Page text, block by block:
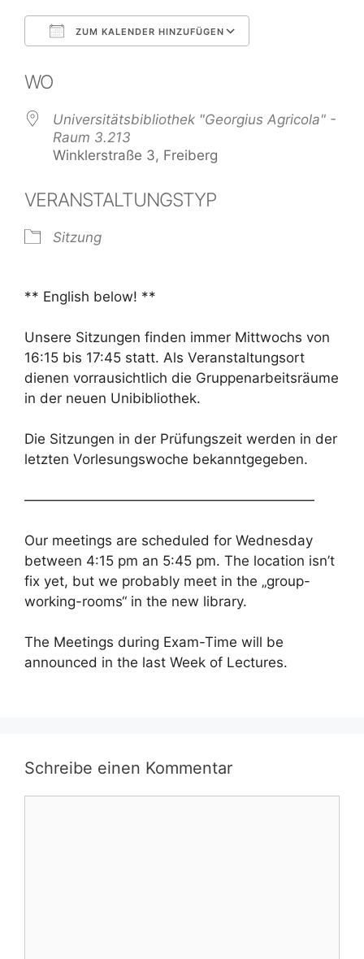
ZUM KALENDER HINZUFÜGEN
WO
Universitätsbibliothek "Georgius Agricola" -
Raum 3.213
Winklerstraße 3, Freiberg
VERANSTALTUNGSTYP
Sitzung
** English below! **
Unsere Sitzungen finden immer Mittwochs von
16:15 bis 17:45 statt. Als Veranstaltungsort
dienen vorrausichtlich die Gruppenarbeitsräume
in der neuen Unibibliothek.
Die Sitzungen in der Prüfungszeit werden in der
letzten Vorlesungswoche bekanntgegeben.
—————————————————————
Our meetings are scheduled for Wednesday
between 4:15 pm an 5:45 pm. The location isn’t
fix yet, but we probably meet in the „group-
working-rooms“ in the new library.
The Meetings during Exam-Time will be
announced in the last Week of Lectures.
Schreibe einen Kommentar